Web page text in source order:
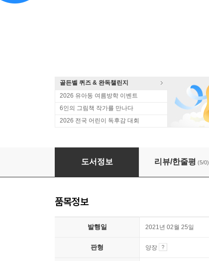
골든벨 퀴즈 & 완독챌린지
2026 유아동 여름방학 이벤트
6인의 그림책 작가를 만나다
2026 전국 어린이 독후감 대회
잉바르 캄프라드
도서정보 리뷰/한줄평 (5/0)
품목정보
발행일 2021년 02월 25일
판형 양장